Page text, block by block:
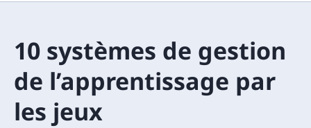
10 systèmes de gestion
de l’apprentissage par
les jeux